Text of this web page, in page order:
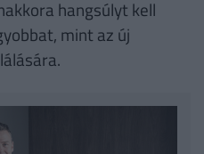
hangsúlyt kell
mint az új